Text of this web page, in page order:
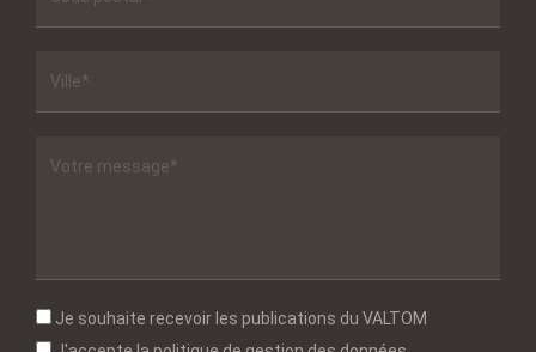
Je souhaite recevoir les publications du VALTOM